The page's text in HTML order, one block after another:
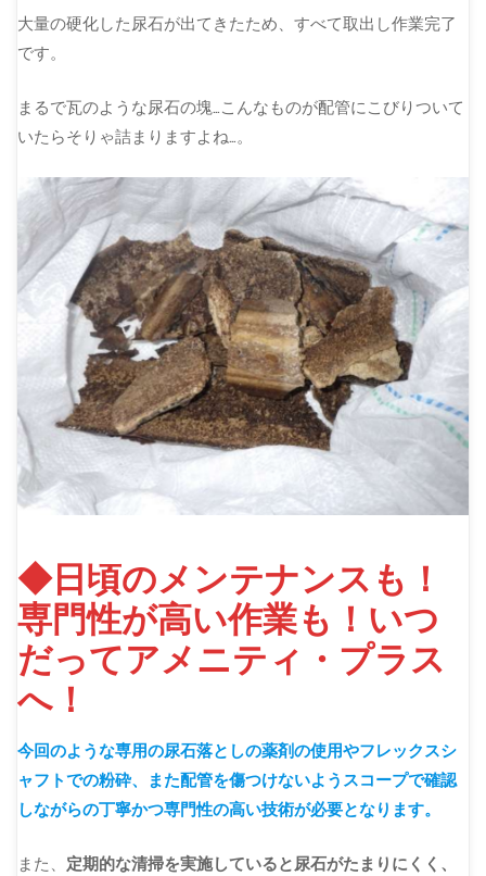
大量の硬化した尿石が出てきたため、すべて取出し作業完了
です。
まるで瓦のような尿石の塊…こんなものが配管にこびりついて
いたらそりゃ詰まりますよね…。
◆日頃のメンテナンスも！
専門性が高い作業も！いつ
だってアメニティ・プラス
へ！
今回のような専用の尿石落としの薬剤の使用やフレックスシ
ャフトでの粉砕、また配管を傷つけないようスコープで確認
しながらの丁寧かつ専門性の高い技術が必要となります。
また、 定期的な清掃を実施していると尿石がたまりにくく、